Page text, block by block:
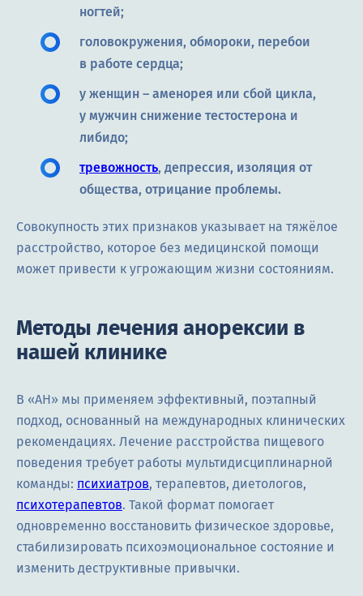
ногтей;
головокружения, обмороки, перебои
в работе сердца;
у женщин – аменорея или сбой цикла,
у мужчин снижение тестостерона и
либидо;
тревожность, депрессия, изоляция от
общества, отрицание проблемы.
Совокупность этих признаков указывает на тяжёлое
расстройство, которое без медицинской помощи
может привести к угрожающим жизни состояниям.
Методы лечения анорексии в
нашей клинике
В «АН» мы применяем эффективный, поэтапный
подход, основанный на международных клинических
рекомендациях. Лечение расстройства пищевого
поведения требует работы мультидисциплинарной
команды: психиатров, терапевтов, диетологов,
психотерапевтов. Такой формат помогает
одновременно восстановить физическое здоровье,
стабилизировать психоэмоциональное состояние и
изменить деструктивные привычки.